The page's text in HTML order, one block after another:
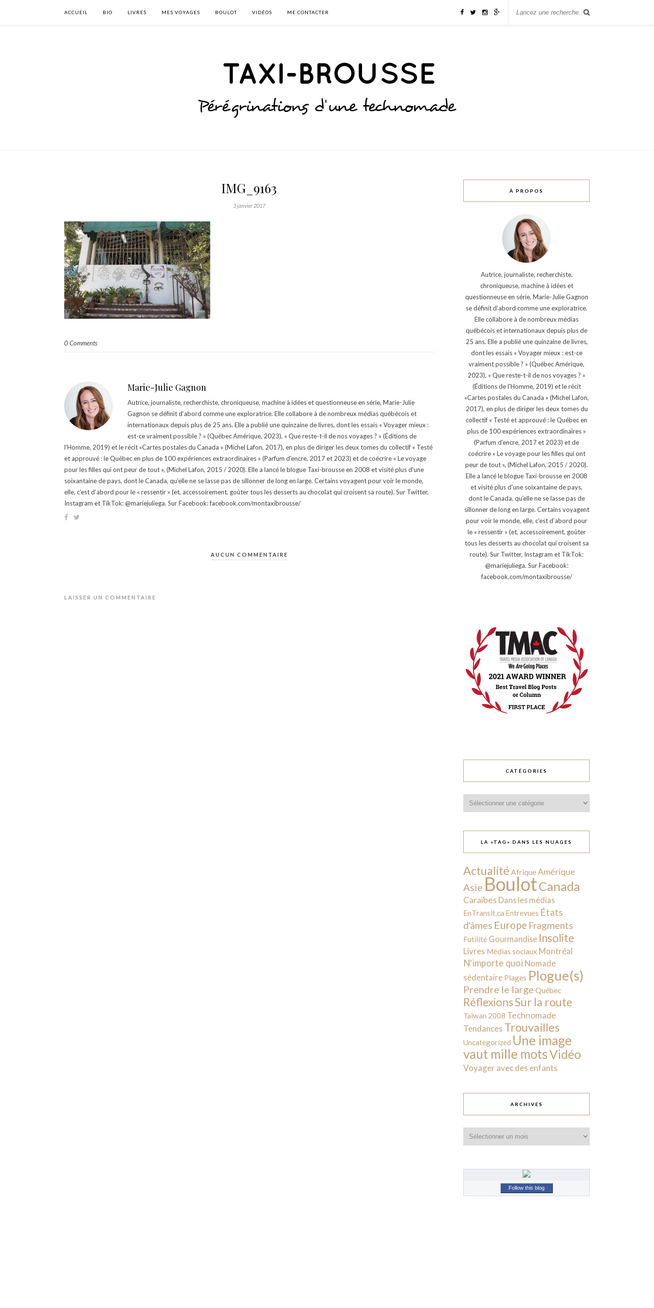
ACCUEIL BIO LIVRES MES VOYAGES BOULOT VIDÉOS ME CONTACTER
IMG_9163
3 janvier 2017
0 Comments
Marie-Julie Gagnon
Autrice, journaliste, recherchiste, chroniqueuse, machine à idées et questionneuse en série, Marie-Julie
Gagnon se définit d’abord comme une exploratrice. Elle collabore à de nombreux médias québécois et
internationaux depuis plus de 25 ans. Elle a publié une quinzaine de livres, dont les essais « Voyager mieux :
est-ce vraiment possible ? » (Québec Amérique, 2023), « Que reste-t-il de nos voyages ? » (Éditions de
l'Homme, 2019) et le récit «Cartes postales du Canada » (Michel Lafon, 2017), en plus de diriger les deux tomes du collectif « Testé
et approuvé : le Québec en plus de 100 expériences extraordinaires » (Parfum d'encre, 2017 et 2023) et de coécrire « Le voyage
pour les filles qui ont peur de tout », (Michel Lafon, 2015 / 2020). Elle a lancé le blogue Taxi-brousse en 2008 et visité plus d'une
soixantaine de pays, dont le Canada, qu'elle ne se lasse pas de sillonner de long en large. Certains voyagent pour voir le monde,
elle, c’est d’abord pour le « ressentir » (et, accessoirement, goûter tous les desserts au chocolat qui croisent sa route). Sur Twitter,
Instagram et TikTok: @mariejuliega. Sur Facebook: facebook.com/montaxibrousse/
AUCUN COMMENTAIRE
LAISSER UN COMMENTAIRE
À PROPOS
Autrice, journaliste, recherchiste,
chroniqueuse, machine à idées et
questionneuse en série, Marie-Julie Gagnon
se définit d’abord comme une exploratrice.
Elle collabore à de nombreux médias
québécois et internationaux depuis plus de
25 ans. Elle a publié une quinzaine de livres,
dont les essais « Voyager mieux : est-ce
vraiment possible ? » (Québec Amérique,
2023), « Que reste-t-il de nos voyages ? »
(Éditions de l'Homme, 2019) et le récit
«Cartes postales du Canada » (Michel Lafon,
2017), en plus de diriger les deux tomes du
collectif « Testé et approuvé : le Québec en
plus de 100 expériences extraordinaires »
(Parfum d'encre, 2017 et 2023) et de
coécrire « Le voyage pour les filles qui ont
peur de tout », (Michel Lafon, 2015 / 2020).
Elle a lancé le blogue Taxi-brousse en 2008
et visité plus d'une soixantaine de pays,
dont le Canada, qu'elle ne se lasse pas de
sillonner de long en large. Certains voyagent
pour voir le monde, elle, c’est d’abord pour
le « ressentir » (et, accessoirement, goûter
tous les desserts au chocolat qui croisent sa
route). Sur Twitter, Instagram et TikTok:
@mariejuliega. Sur Facebook:
facebook.com/montaxibrousse/
CATÉGORIES
LA «TAG» DANS LES NUAGES
Actualité AfriqueAmérique
Asie BoulotCanada
Caraïbes Dans les médias
EnTransit.ca Entrevues États
d'âmes Europe Fragments
Futilité Gourmandise Insolite
Livres Médias sociaux Montréal
N'importe quoi Nomade
sédentaire Plages Plogue(s)
Prendre le large Québec
RéflexionsSur la route
Taïwan 2008 Technomade
Tendances Trouvailles
Uncategorized Une image
vaut mille motsVidéo
Voyager avec des enfants
ARCHIVES
Follow this blog